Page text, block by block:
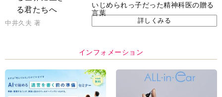
いじめられっ子だった精神科医の贈る
言葉
中井久夫 著 詳しくみる
インフォメーション